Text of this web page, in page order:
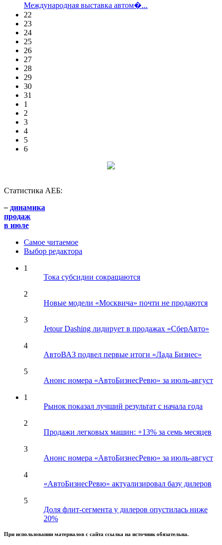
Международная выставка автом�...
22
23
24
25
26
27
28
29
30
31
1
2
3
4
5
6
Статистика АЕБ:
– динамика
продаж
в июле
Самое читаемое
Выбор редактора
1
Тока субсидии сокращаются
2
Новые модели «Москвича» почти не продаются
3
Jetour Dashing лидирует в продажах «СберАвто»
4
АвтоВАЗ подвел первые итоги «Лада Бизнес»
5
Анонс номера «АвтоБизнесРевю» за июль-август
1
Рынок показал лучший результат с начала года
2
Продажи легковых машин: +13% за семь месяцев
3
Анонс номера «АвтоБизнесРевю» за июль-август
4
«АвтоБизнесРевю» актуализировал базу дилеров
5
Доля флит-сегмента у дилеров опустилась ниже
20%
При использовании материалов с сайта ссылка на источник обязательна.